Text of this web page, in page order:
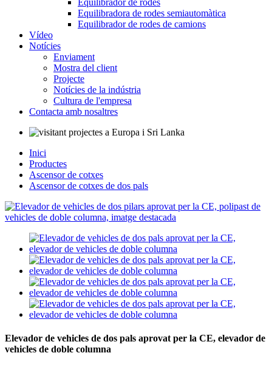
Equilibrador de rodes
Equilibradora de rodes semiautomàtica
Equilibrador de rodes de camions
Vídeo
Notícies
Enviament
Mostra del client
Projecte
Notícies de la indústria
Cultura de l'empresa
Contacta amb nosaltres
Inici
Productes
Ascensor de cotxes
Ascensor de cotxes de dos pals
Elevador de vehicles de dos pals aprovat per la CE, elevador de
vehicles de doble columna